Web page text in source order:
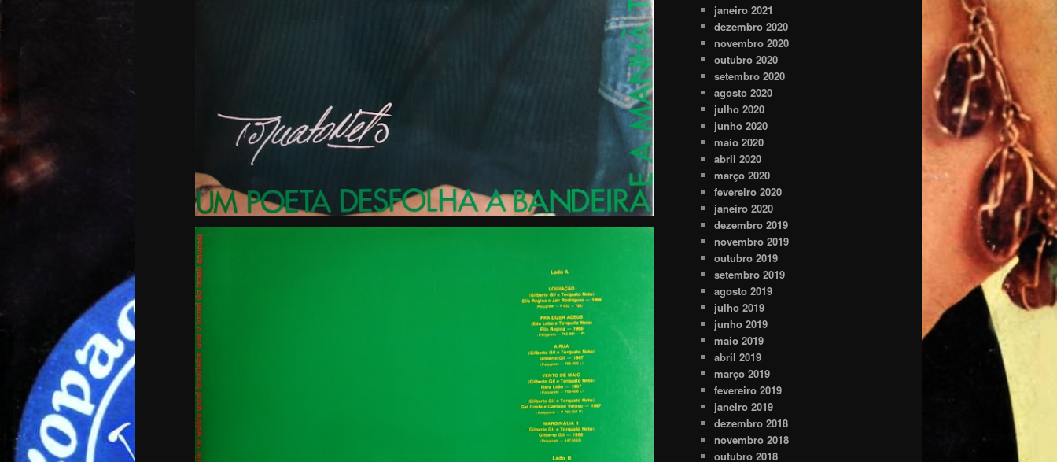
janeiro 2021
dezembro 2020
novembro 2020
outubro 2020
setembro 2020
agosto 2020
julho 2020
junho 2020
maio 2020
abril 2020
março 2020
fevereiro 2020
janeiro 2020
dezembro 2019
novembro 2019
outubro 2019
setembro 2019
agosto 2019
julho 2019
junho 2019
maio 2019
abril 2019
março 2019
fevereiro 2019
janeiro 2019
dezembro 2018
novembro 2018
outubro 2018